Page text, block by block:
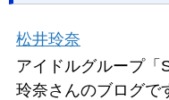
松井玲奈
アイドルグループ「
玲奈さんのブログで